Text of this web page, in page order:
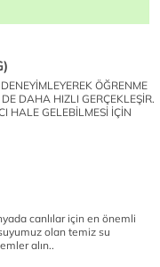
ÖĞRENME
DAHA HIZLI GERÇEKLEŞİR.
HALE GELEBİLMESİ İÇİN
canlılar için en önemli
olan temiz su
alın..